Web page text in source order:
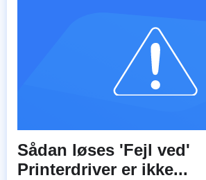
Sådan løses 'Fejl ved'
Printerdriver er ikke...